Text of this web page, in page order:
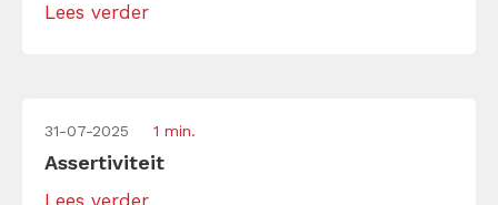
Lees verder
31-07-2025 1 min.
Assertiviteit
Lees verder